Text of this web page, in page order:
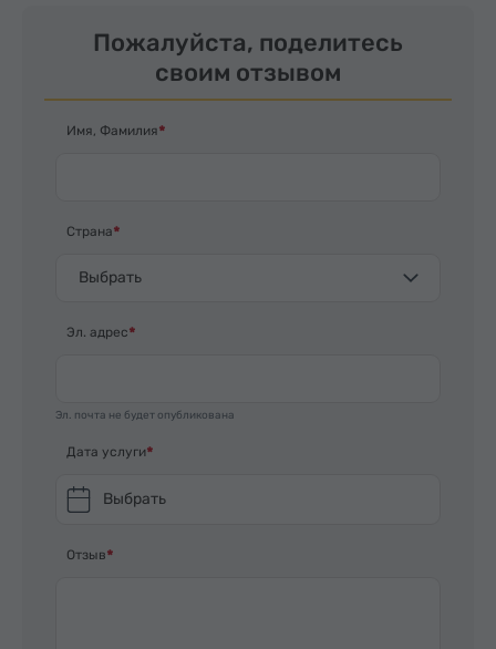
Пожалуйста, поделитесь
своим отзывом
Имя, Фамилия
Страна
Выбрать
Эл. адрес
Эл. почта не будет опубликована
Дата услуги
Выбрать
Отзыв